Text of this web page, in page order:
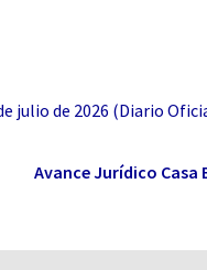
diferentes mesas
respectivas
julio de 2026 (Diario
Avance Jurídico Casa